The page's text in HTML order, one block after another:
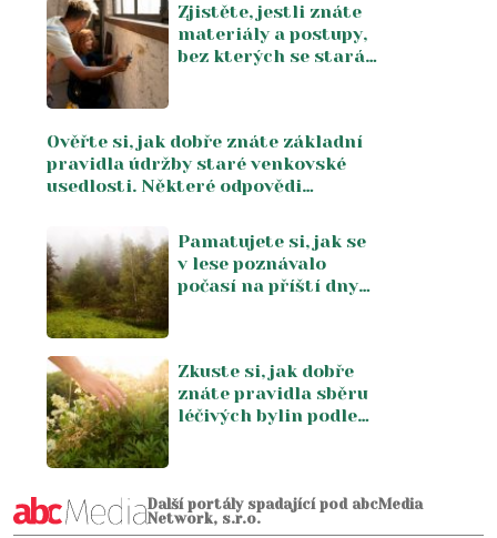
Zjistěte, jestli znáte
materiály a postupy,
bez kterých se stará
chalupařil ještě s
rodiči
Ověřte si, jak dobře znáte základní
pravidla údržby staré venkovské
usedlosti. Některé odpovědi
Pamatujete si, jak se
v lese poznávalo
počasí na příští dny
starým houbařům
nikdy nechyběly
Zkuste si, jak dobře
znáte pravidla sběru
léčivých bylin podle
možná dává víc smysl
než čekáte
Další portály spadající pod abcMedia
Network, s.r.o.